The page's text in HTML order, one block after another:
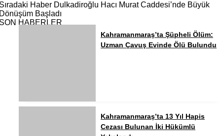
Haber Dulkadiroğlu Hacı Murat Caddesi’nde Büyük
Başladı
HABERLER
Kahramanmaraş’ta Şüpheli Ölüm:
Uzman Çavuş Evinde Ölü Bulundu
Kahramanmaraş’ta 13 Yıl Hapis
Cezası Bulunan İki Hükümlü